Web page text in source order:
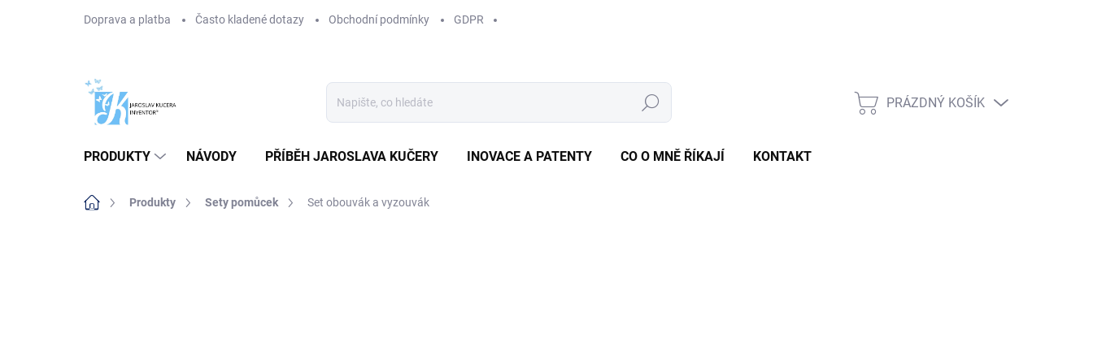
Doprava a platba Často kladené dotazy Obchodní podmínky GDPR
Hledat
NÁKUPNÍ
PRÁZDNÝ KOŠÍK
PRODUKTY NÁVODY PŘÍBĚH JAROSLAVA KUČERY INOVACE A PATENTY CO O MNĚ ŘÍKAJÍ KONTAKT
Domů Produkty Sety pomůcek Set obouvák a vyzouvák